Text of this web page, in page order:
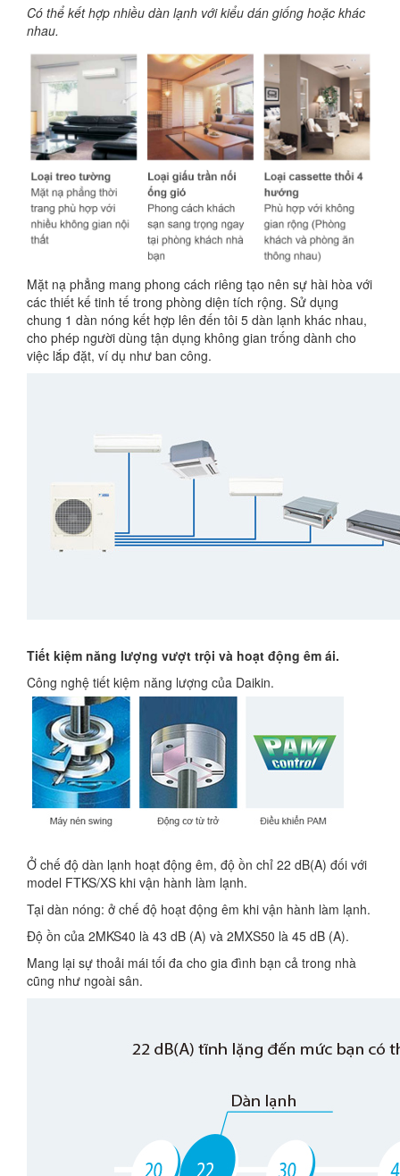
Có thể kết hợp nhiều dàn lạnh với kiểu dán giống hoặc khác
nhau.
Mặt nạ phẳng mang phong cách riêng tạo nên sự hài hòa với
các thiết kế tinh tế trong phòng diện tích rộng. Sử dụng
chung 1 dàn nóng kết hợp lên đến tôi 5 dàn lạnh khác nhau,
cho phép người dùng tận dụng không gian trống dành cho
việc lắp đặt, ví dụ như ban công.
Tiết kiệm năng lượng vượt trội và hoạt động êm ái.
Công nghệ tiết kiệm năng lượng của Daikin.
Ở chế độ dàn lạnh hoạt động êm, độ ồn chỉ 22 dB(A) đối với
model FTKS/XS khi vận hành làm lạnh.
Tại dàn nóng: ở chế độ hoạt động êm khi vận hành làm lạnh.
Độ ồn của 2MKS40 là 43 dB (A) và 2MXS50 là 45 dB (A).
Mang lại sự thoải mái tối đa cho gia đình bạn cả trong nhà
cũng như ngoài sân.